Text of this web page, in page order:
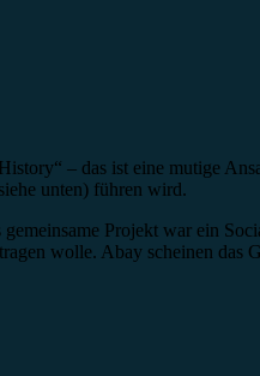
– das ist eine mutige
unten) führen wird.
gemeinsame Projekt war ein
wolle. Abay scheinen